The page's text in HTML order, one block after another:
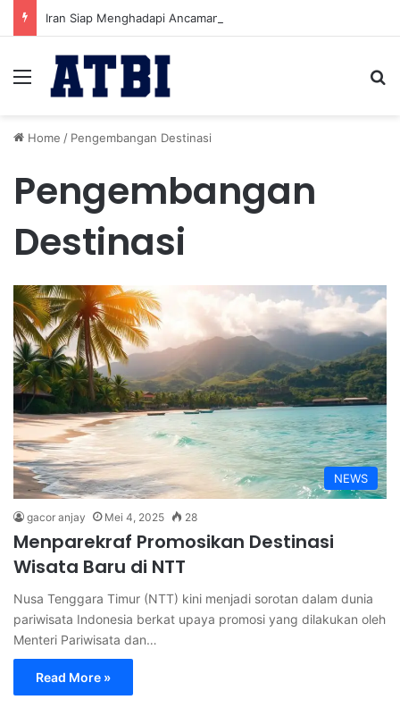
Menu
Home / Pengembangan Destinasi
Pengembangan
Destinasi
NEWS
gacor anjay Mei 4, 2025 28
Menparekraf Promosikan Destinasi
Wisata Baru di NTT
Nusa Tenggara Timur (NTT) kini menjadi sorotan dalam dunia
pariwisata Indonesia berkat upaya promosi yang dilakukan oleh
Menteri Pariwisata dan…
Read More »